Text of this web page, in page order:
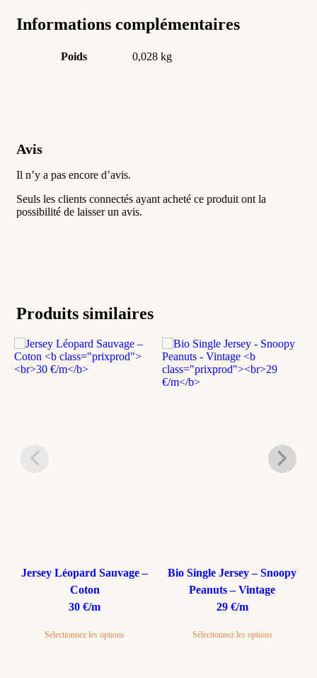
Informations complémentaires
Poids 0,028 kg
Avis
Il n’y a pas encore d’avis.
Seuls les clients connectés ayant acheté ce produit ont la
possibilité de laisser un avis.
Produits similaires
Jersey Léopard Sauvage –
Coton
30 €/m
Sélectionnez les options
Bio Single Jersey – Snoopy
Peanuts – Vintage
29 €/m
Sélectionnez les options